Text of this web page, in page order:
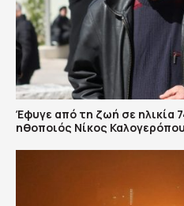
Έφυγε από τη ζωή σε ηλικία
ηθοποιός Νίκος